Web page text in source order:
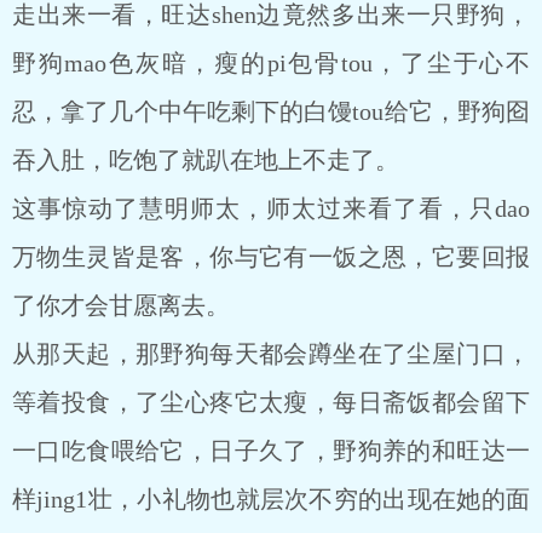
走出来一看，旺达shen边竟然多出来一只野狗，
野狗mao色灰暗，瘦的pi包骨tou，了尘于心不
忍，拿了几个中午吃剩下的白馒tou给它，野狗囵
吞入肚，吃饱了就趴在地上不走了。
这事惊动了慧明师太，师太过来看了看，只dao
万物生灵皆是客，你与它有一饭之恩，它要回报
了你才会甘愿离去。
从那天起，那野狗每天都会蹲坐在了尘屋门口，
等着投食，了尘心疼它太瘦，每日斋饭都会留下
一口吃食喂给它，日子久了，野狗养的和旺达一
样jing1壮，小礼物也就层次不穷的出现在她的面